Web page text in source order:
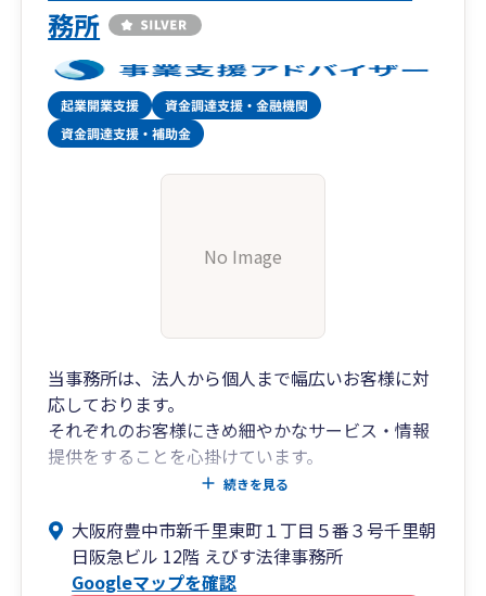
務所
No Image
当事務所は、法人から個人まで幅広いお客様に対
応しております。
それぞれのお客様にきめ細やかなサービス・情報
提供をすることを心掛けています。
専門分野は、企業会計、法人税、所得税、消費税
基本的に全て対応します。
お困りごとがあれば、いつでもご連絡ください。
続きを見る
大阪府豊中市新千里東町１丁目５番３号千里朝
日阪急ビル 12階 えびす法律事務所
Googleマップを確認